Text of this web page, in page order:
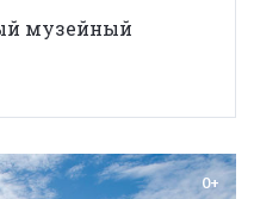
музейный
0+